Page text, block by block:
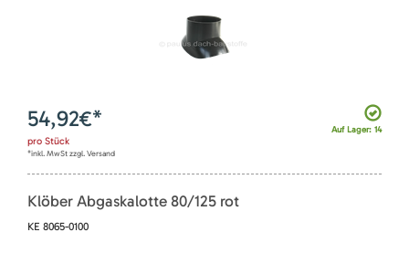
Auf Lager: 14
54,92€*
pro Stück
*inkl. MwSt zzgl. Versand
Klöber Abgaskalotte 80/125 rot
KE 8065-0100